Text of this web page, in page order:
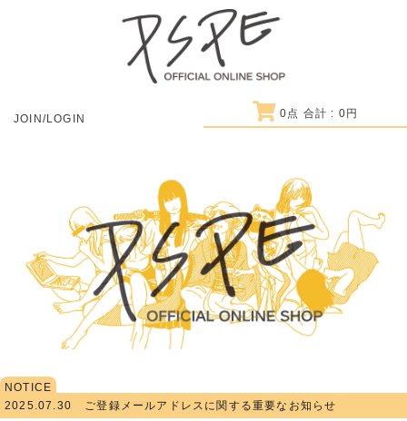
JOIN/LOGIN 0点 合計 : 0 円
NOTICE
2025.07.30
ご登録メールアドレスに関する重要なお知らせ